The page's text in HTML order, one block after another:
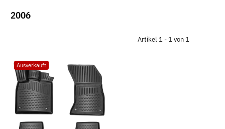
2006
Artikel 1 - 1 von 1
Ausverkauft